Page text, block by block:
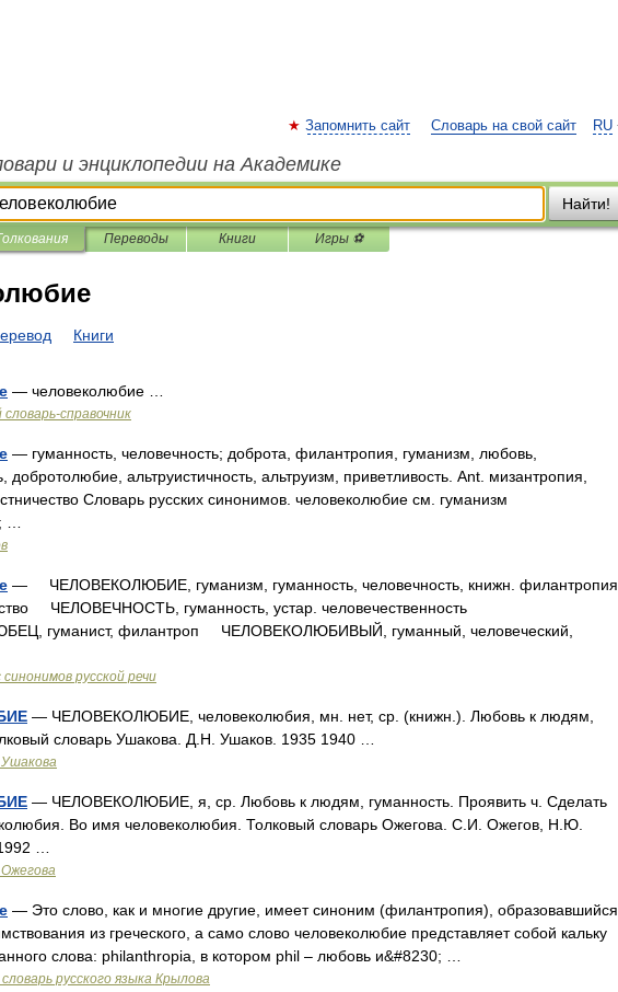
RU
Запомнить сайт Словарь на свой сайт
и энциклопедии на Академике
Найти!
Переводы Книги Игры ⚽
Книги
— человеколюбие …
справочник
— гуманность, человечность; доброта, филантропия, гуманизм, любовь,
добротолюбие, альтруистичность, альтруизм, приветливость. Ant. мизантропия,
Словарь русских синонимов. человеколюбие см. гуманизм
…
— ЧЕЛОВЕКОЛЮБИЕ, гуманизм, гуманность, человечность, книжн. филантропия,
ЧЕЛОВЕЧНОСТЬ, гуманность, устар. человечественность
гуманист, филантроп ЧЕЛОВЕКОЛЮБИВЫЙ, гуманный, человеческий,
русской речи
— ЧЕЛОВЕКОЛЮБИЕ, человеколюбия, мн. нет, ср. (книжн.). Любовь к людям,
словарь Ушакова. Д.Н. Ушаков. 1935 1940 …
Ушакова
— ЧЕЛОВЕКОЛЮБИЕ, я, ср. Любовь к людям, гуманность. Проявить ч. Сделать
Во имя человеколюбия. Толковый словарь Ожегова. С.И. Ожегов, Н.Ю.
…
Ожегова
— Это слово, как и многие другие, имеет синоним (филантропия), образовавшийся
из греческого, а само слово человеколюбие представляет собой кальку
слова: philanthropia, в котором phil – любовь и&#8230; …
русского языка Крылова